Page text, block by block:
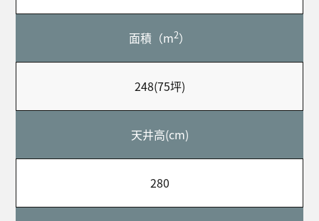
面積（m2）
248(75坪)
天井高(cm)
280